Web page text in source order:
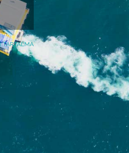
TARTALMA